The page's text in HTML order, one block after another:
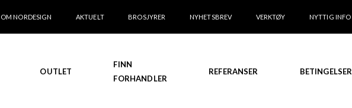
OM NORDESIGN AKTUELT BROSJYRER NYHETSBREV VERKTØY NYTTIG INFO
OUTLET
FINN
FORHANDLER
REFERANSER BETINGELSER